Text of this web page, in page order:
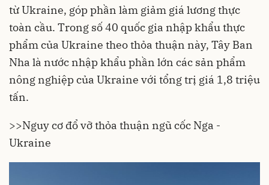
từ Ukraine, góp phần làm giảm giá lương thực
toàn cầu. Trong số 40 quốc gia nhập khẩu thực
phẩm của Ukraine theo thỏa thuận này, Tây Ban
Nha là nước nhập khẩu phần lớn các sản phẩm
nông nghiệp của Ukraine với tổng trị giá 1,8 triệu
tấn.
>>Nguy cơ đổ vỡ thỏa thuận ngũ cốc Nga -
Ukraine